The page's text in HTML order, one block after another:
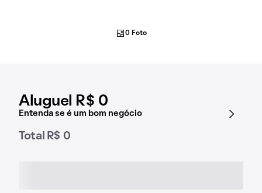
Aluguel R$ 0
Entenda se é um bom negócio
Total R$ 0
0 Foto